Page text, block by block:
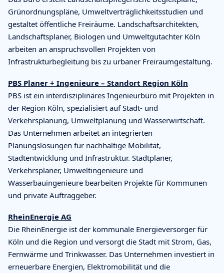
Grünordnungspläne, Umweltverträglichkeitsstudien und
gestaltet öffentliche Freiräume. Landschaftsarchitekten,
Landschaftsplaner, Biologen und Umweltgutachter Köln
arbeiten an anspruchsvollen Projekten von
Infrastrukturbegleitung bis zu urbaner Freiraumgestaltung.
PBS Planer + Ingenieure – Standort Region Köln
PBS ist ein interdisziplinäres Ingenieurbüro mit Projekten in
der Region Köln, spezialisiert auf Stadt- und
Verkehrsplanung, Umweltplanung und Wasserwirtschaft.
Das Unternehmen arbeitet an integrierten
Planungslösungen für nachhaltige Mobilität,
Stadtentwicklung und Infrastruktur. Stadtplaner,
Verkehrsplaner, Umweltingenieure und
Wasserbauingenieure bearbeiten Projekte für Kommunen
und private Auftraggeber.
RheinEnergie AG
Die RheinEnergie ist der kommunale Energieversorger für
Köln und die Region und versorgt die Stadt mit Strom, Gas,
Fernwärme und Trinkwasser. Das Unternehmen investiert in
erneuerbare Energien, Elektromobilität und die